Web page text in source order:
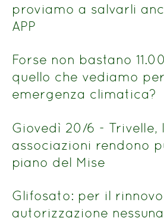
proviamo a salvarli
APP
Forse non bastano
quello che vediamo
emergenza climatica?
Giovedì 20/6 - Trivelle,
associazioni rendono
piano del Mise
Glifosato: per il
autorizzazione nessuna